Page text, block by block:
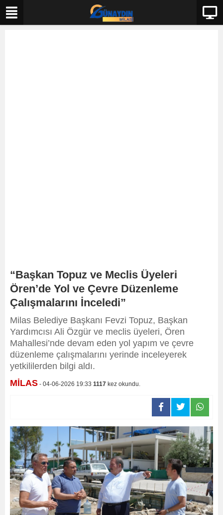
“Başkan Topuz ve Meclis Üyeleri
Ören’de Yol ve Çevre Düzenleme
Çalışmalarını İnceledi”
Milas Belediye Başkanı Fevzi Topuz, Başkan
Yardımcısı Ali Özgür ve meclis üyeleri, Ören
Mahallesi’nde devam eden yol yapım ve çevre
düzenleme çalışmalarını yerinde inceleyerek
yetkililerden bilgi aldı.
MİLAS - 04-06-2026 19:33 1117 kez okundu.